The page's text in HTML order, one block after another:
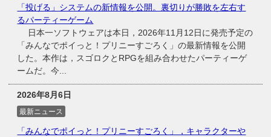
「投げる」システムの新情報を公開。裏切りが勝敗を左右す
るパーティーゲーム
日本一ソフトウェアは本日，2026年11月12日に発売予定の
「みんなでポイっと！プリニーすごろく」の最新情報を公開
した。本作は，スゴロクとRPGを組み合わせたパーティーゲ
ームだ。今...
2026年8月6日
最新ニュース
「みんなでポイっと！プリニーすごろく」，キャラクターや